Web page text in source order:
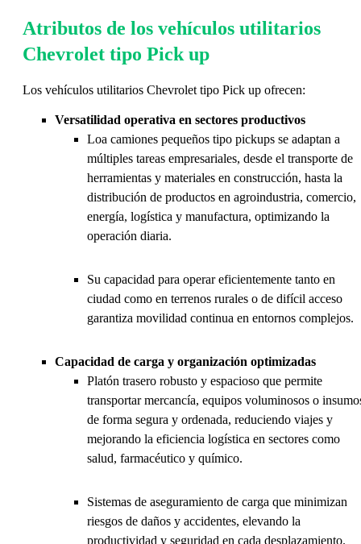
Atributos de los vehículos utilitarios
Chevrolet tipo Pick up
Los vehículos utilitarios Chevrolet tipo Pick up ofrecen:
Versatilidad operativa en sectores productivos
Loa camiones pequeños tipo pickups se adaptan a
múltiples tareas empresariales, desde el transporte de
herramientas y materiales en construcción, hasta la
distribución de productos en agroindustria, comercio,
energía, logística y manufactura, optimizando la
operación diaria.
Su capacidad para operar eficientemente tanto en
ciudad como en terrenos rurales o de difícil acceso
garantiza movilidad continua en entornos complejos.
Capacidad de carga y organización optimizadas
Platón trasero robusto y espacioso que permite
transportar mercancía, equipos voluminosos o
de forma segura y ordenada, reduciendo viajes y
mejorando la eficiencia logística en sectores como
salud, farmacéutico y químico.
Sistemas de aseguramiento de carga que minimizan
riesgos de daños y accidentes, elevando la
productividad y seguridad en cada desplazamiento.